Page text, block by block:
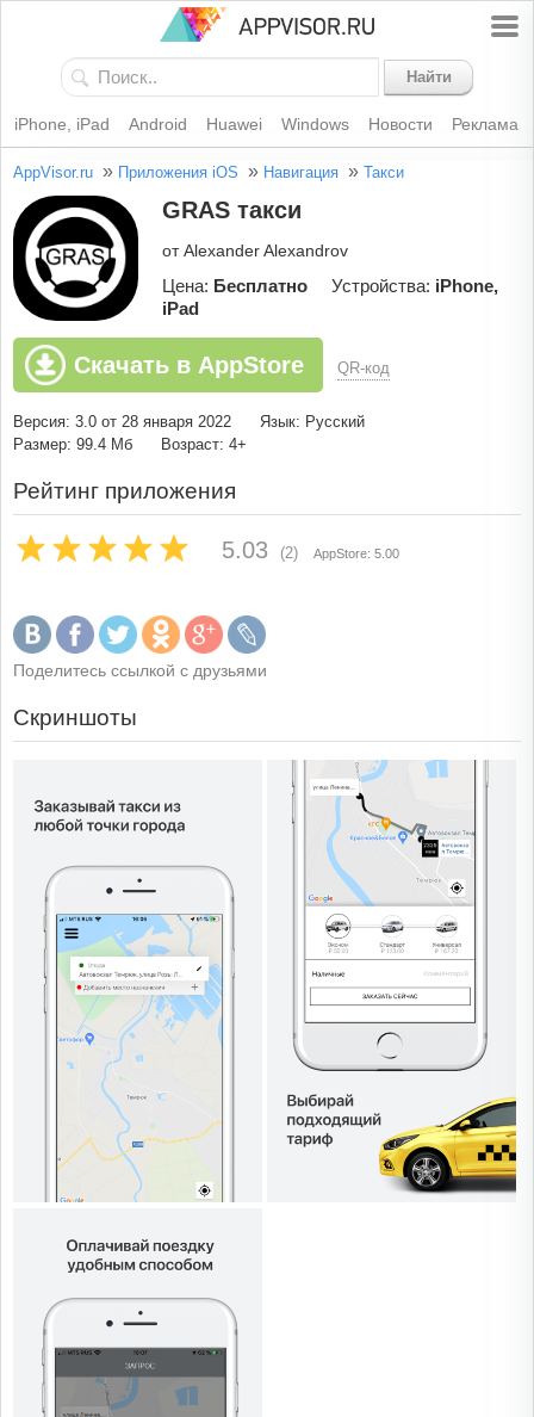
Найти
iPhone, iPad Android Huawei Windows Новости Реклама
AppVisor.ru » Приложения iOS » Навигация » Такси
GRAS такси
от Alexander Alexandrov
Цена: Бесплатно Устройства: iPhone,
iPad
Скачать в AppStore QR-код
Версия: 3.0 от 28 января 2022
Язык: Русский
Размер: 99.4 Мб
Возраст: 4+
Рейтинг приложения
5.03 (2) AppStore: 5.00
Поделитесь ссылкой с друзьями
Скриншоты